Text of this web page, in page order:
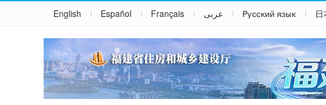
English Español Français عربى Русский язык